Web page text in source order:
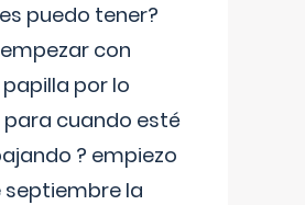
puedo tener?
con
por lo
cuando esté
? empiezo
septiembre la